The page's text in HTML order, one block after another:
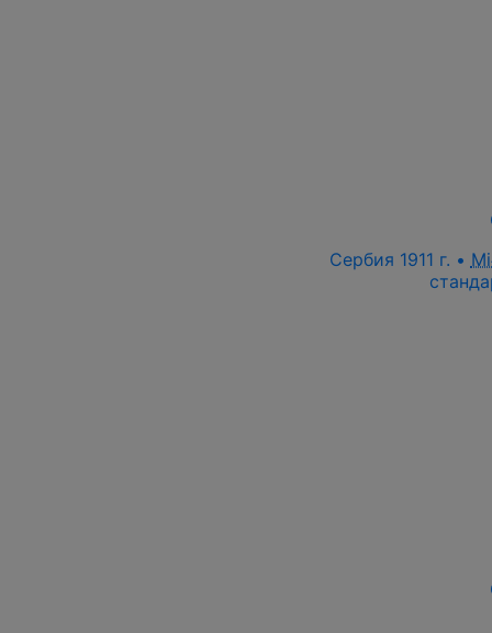
Сербия 1911 г. •